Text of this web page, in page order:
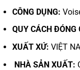
CÔNG DỤNG:
QUY CÁCH ĐÓNG
XUẤT XỨ: VIỆT
NHÀ SẢN XUẤT: